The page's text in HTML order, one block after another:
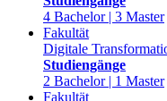
4 Bachelor | 3 Master
Fakultät
Digitale
Studiengänge
2 Bachelor | 1 Master
Fakultät